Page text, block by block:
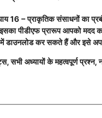
16 – प्राकृतिक संसाधनों का
इसका पीडीएफ प्रारूप आपको
में डाउनलोड कर सकते हैं और इसे
सभी अध्यायों के महत्वपूर्ण